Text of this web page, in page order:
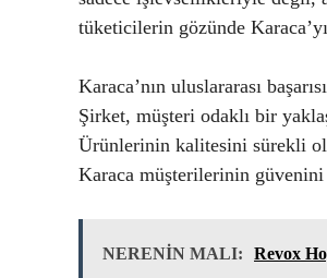
tüketicilerin gözünde
Karaca’nın uluslararası
Şirket, müşteri odaklı bir
Ürünlerinin kalitesini sürekli
Karaca müşterilerinin güvenini
NERENİN MALI: Revox